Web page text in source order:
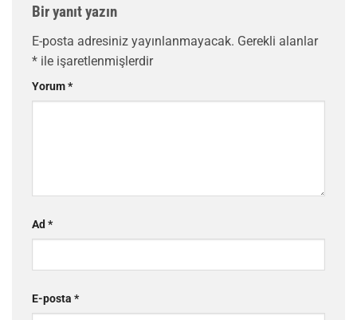
Bir yanıt yazın
E-posta adresiniz yayınlanmayacak. Gerekli alanlar
* ile işaretlenmişlerdir
Yorum*
Ad *
E-posta *